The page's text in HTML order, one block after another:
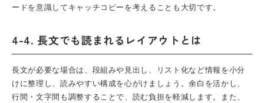
ードを意識してキャッチコピーを考えることも大切です。
4-4. 長文でも読まれるレイアウトとは
長文が必要な場合は、段組みや見出し、リスト化など情報を小分
けに整理し、読みやすい構成を心がけましょう。余白を活かし、
行間・文字間も調整することで、読む負担を軽減します。また、